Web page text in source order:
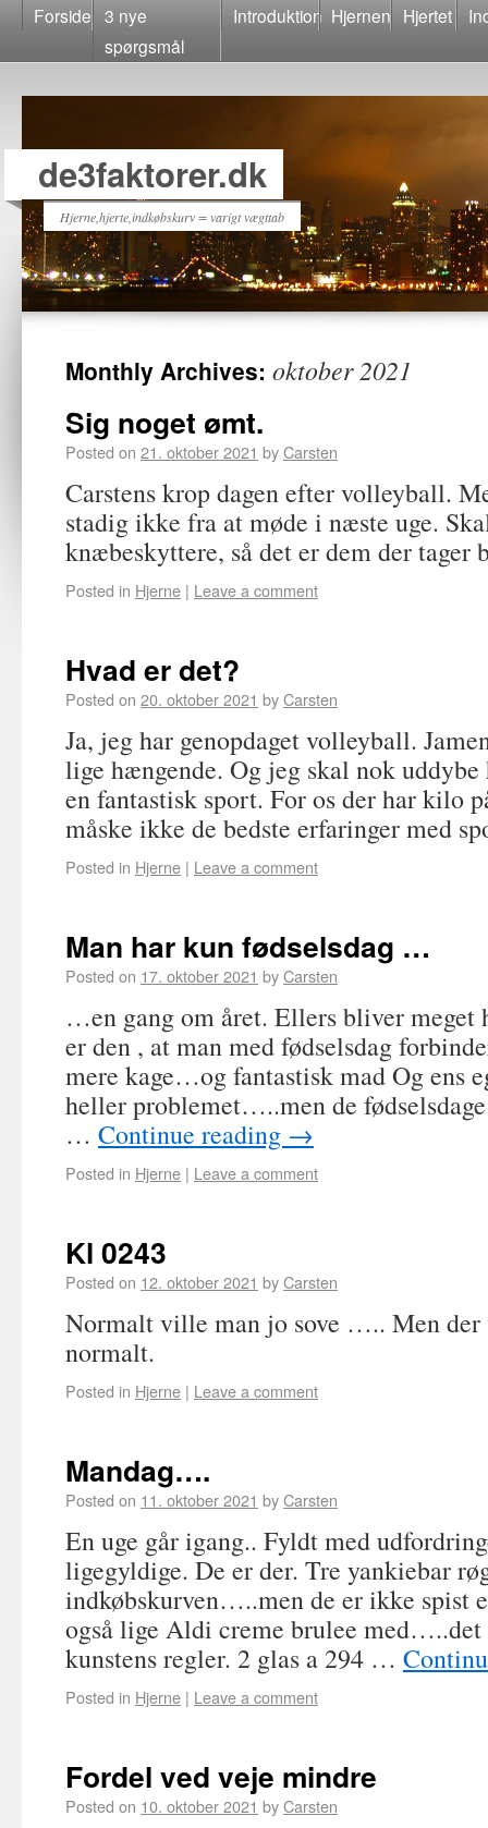
Forside 3 nye
spørgsmål
Introduktion Hjernen Hjertet
de3faktorer.dk
Hjerne,hjerte,indkøbskurv = varigt vægttab
Monthly Archives: oktober 2021
Sig noget ømt.
Posted on 21. oktober 2021 byCarsten
Carstens krop dagen efter volleyball.
stadig ikke fra at møde i næste uge.
knæbeskyttere, så det er dem der tager
Posted in Hjerne | Leave a comment
Hvad er det?
Posted on 20. oktober 2021 byCarsten
Ja, jeg har genopdaget volleyball.
lige hængende. Og jeg skal nok
en fantastisk sport. For os der har kilo
måske ikke de bedste erfaringer med
Posted in Hjerne | Leave a comment
Man har kun fødselsdag …
Posted on 17. oktober 2021 byCarsten
…en gang om året. Ellers bliver meget
er den , at man med fødselsdag
mere kage…og fantastisk mad Og ens
heller problemet…..men de
… Continue reading →
Posted in Hjerne | Leave a comment
Kl 0243
Posted on 12. oktober 2021 byCarsten
Normalt ville man jo sove ….. Men der
normalt.
Posted in Hjerne | Leave a comment
Mandag….
Posted on 11. oktober 2021 byCarsten
En uge går igang.. Fyldt med
ligegyldige. De er der. Tre yankiebar
indkøbskurven…..men de er ikke spist
også lige Aldi creme brulee
kunstens regler. 2 glas a 294 …
Posted in Hjerne | Leave a comment
Fordel ved veje mindre
Posted on 10. oktober 2021 byCarsten